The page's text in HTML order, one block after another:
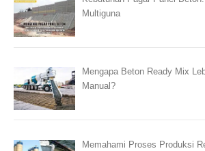
Multiguna
Mengapa Beton Ready Mix
Manual?
Memahami Proses Produksi